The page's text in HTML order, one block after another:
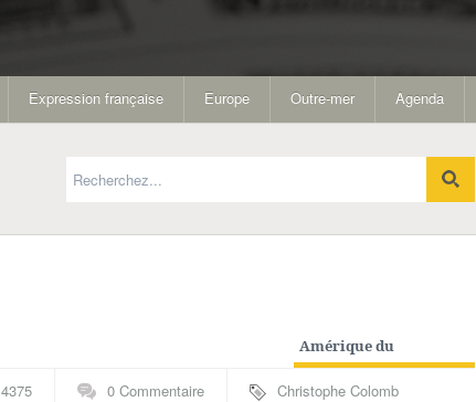
Expression française Europe Outre-mer Agenda
Amérique du
4375 0 Commentaire Christophe Colomb